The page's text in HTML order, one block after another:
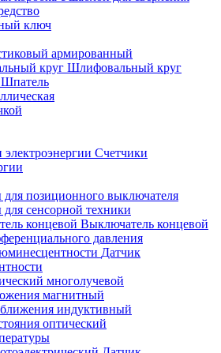
ключ
армированный
Шлифовальный круг
Шпатель
Счетчики
для позиционного выключателя
для сенсорной техники
Выключатель концевой
давления
Датчик
многолучевой
магнитный
индуктивный
оптический